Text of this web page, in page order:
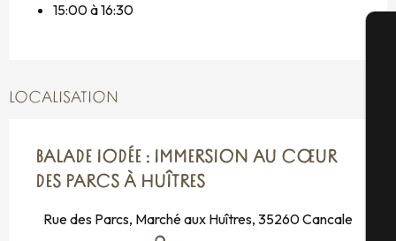
15:00 à 16:30
LOCALISATION
BALADE IODÉE : IMMERSION AU CŒUR
DES PARCS À HUÎTRES
Rue des Parcs, Marché aux Huîtres, 35260 Cancale